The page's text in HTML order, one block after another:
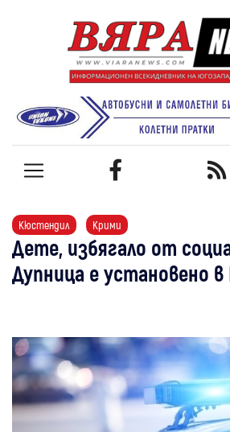
Кюстендил Крими
Дете, избягало от
Дупница е установено